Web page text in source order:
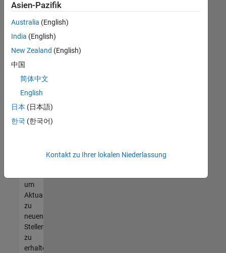
noch
keine
offenen
Stellen
können,
die
Ihren
entsprechen,
werden
unseres
um
Aktualisierungen
zu
neuen
Stellenangeboten
zu
erhalten.
Asien-Pazifik
Australia (English)
India (English)
New Zealand (English)
中国
简体中文
English
日本 (日本語)
한국 (한국어)
Kontakt zu Ihrer lokalen Niederlassung